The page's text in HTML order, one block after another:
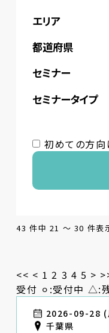
エリア
都道府県
セミナー
セミナータイプ
初めての方向
43 件中 21 〜 30 件表
<< < 1 2 3 4 5 >
受付 ⚪︎:受付中 △:
2026-09-28 (
千葉県